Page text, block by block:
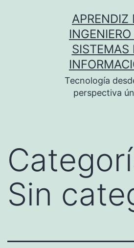
APRENDIZ
INGENIERO
SISTEMAS
Tecnología
perspectiva
Sin